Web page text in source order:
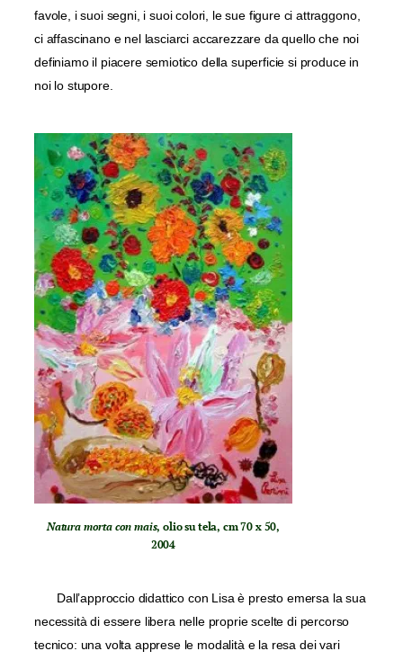
favole, i suoi segni, i suoi colori, le sue figure ci attraggono,
ci affascinano e nel lasciarci accarezzare da quello che noi
definiamo il piacere semiotico della superficie si produce in
noi lo stupore.
Natura morta con mais, olio su tela, cm 70 x 50,
2004
Dall’approccio didattico con Lisa è presto emersa la sua
necessità di essere libera nelle proprie scelte di percorso
tecnico: una volta apprese le modalità e la resa dei vari